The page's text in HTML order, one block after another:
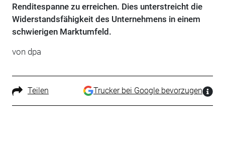
Renditespanne zu erreichen. Dies unterstreicht die
Widerstandsfähigkeit des Unternehmens in einem
schwierigen Marktumfeld.
von dpa
Teilen Trucker bei Google bevorzugen